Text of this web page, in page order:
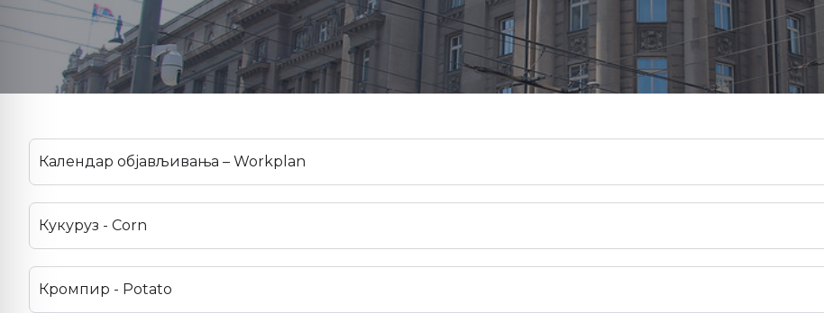
Календар објављивања – Workplan
Кукуруз - Corn
Кромпир - Potato